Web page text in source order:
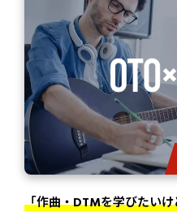
「作曲・DTMを学びたい